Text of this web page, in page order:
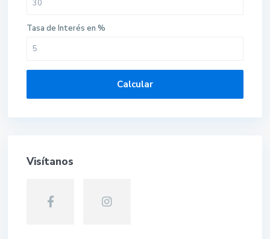
Tasa de Interés en %
Calcular
Visítanos